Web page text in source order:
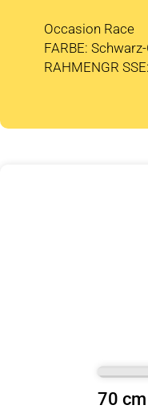
Occasion Race
FARBE:
RAHMENGR
70 cm